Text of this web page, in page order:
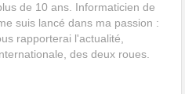
de 10 ans. Informaticien de
suis lancé dans ma passion :
rapporterai l'actualité,
des deux roues.